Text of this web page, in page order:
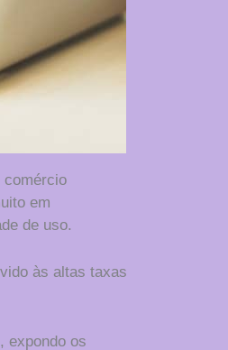
comércio
em
de uso.
às altas taxas
expondo os